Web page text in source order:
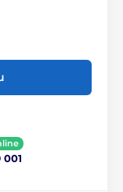
001